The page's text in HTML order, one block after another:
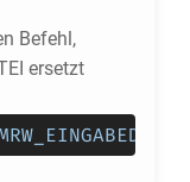
Befehl,
ersetzt